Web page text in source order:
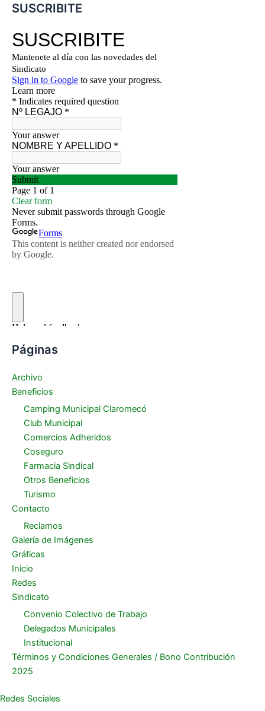
SUSCRIBITE
Páginas
Archivo
Beneficios
Camping Municipal Claromecó
Club Municipal
Comercios Adheridos
Coseguro
Farmacia Sindical
Otros Beneficios
Turismo
Contacto
Reclamos
Galería de Imágenes
Gráficas
Inicio
Redes
Sindicato
Convenio Colectivo de Trabajo
Delegados Municipales
Institucional
Términos y Condiciones Generales / Bono Contribución
2025
Redes Sociales